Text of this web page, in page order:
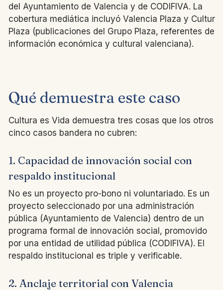
del Ayuntamiento de Valencia y de CODIFIVA. La
cobertura mediática incluyó Valencia Plaza y Cultur
Plaza (publicaciones del Grupo Plaza, referentes de
información económica y cultural valenciana).
Qué demuestra este caso
Cultura es Vida demuestra tres cosas que los otros
cinco casos bandera no cubren:
1. Capacidad de innovación social con
respaldo institucional
No es un proyecto pro-bono ni voluntariado. Es un
proyecto seleccionado por una administración
pública (Ayuntamiento de Valencia) dentro de un
programa formal de innovación social, promovido
por una entidad de utilidad pública (CODIFIVA). El
respaldo institucional es triple y verificable.
2. Anclaje territorial con Valencia